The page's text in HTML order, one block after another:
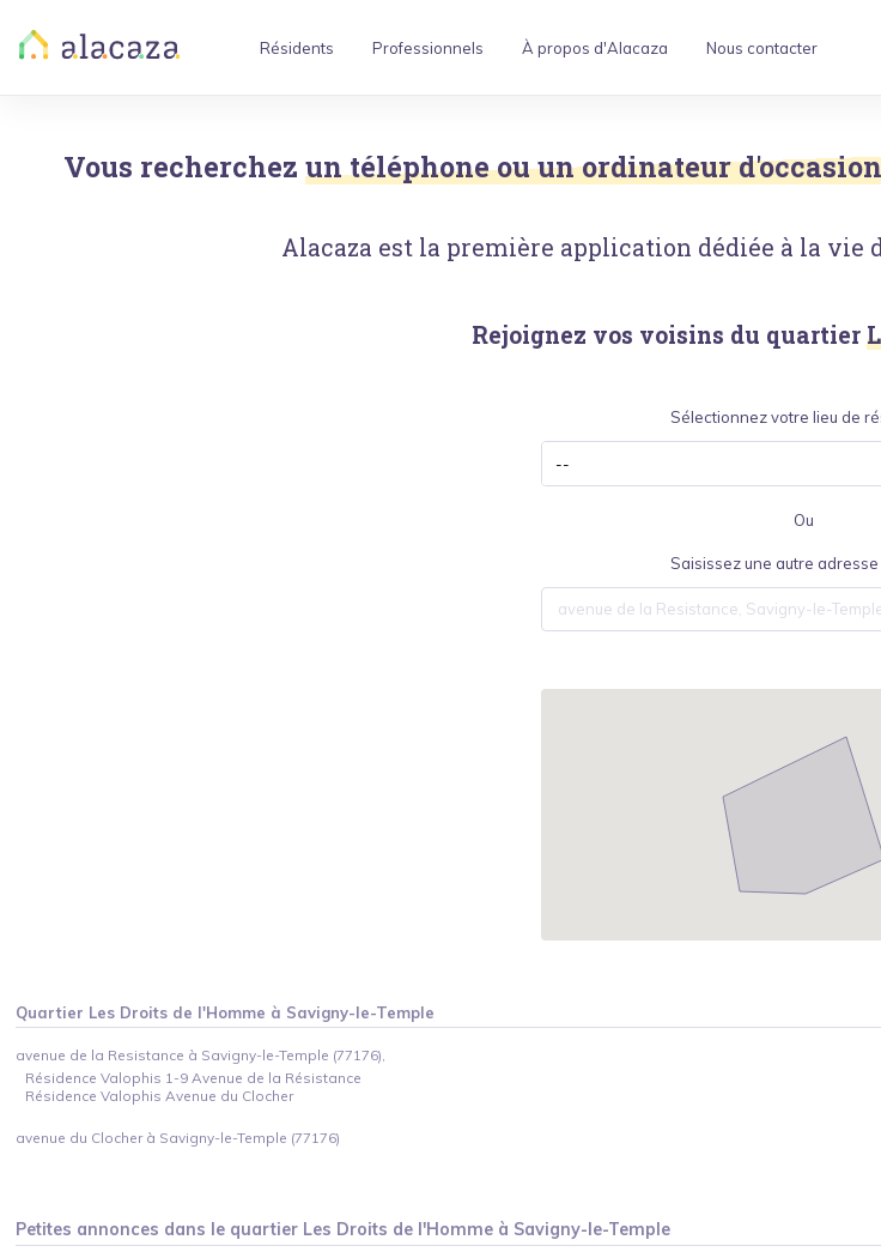
Résidents Professionnels À propos d'Alacaza Nous contacter
Vous recherchez un téléphone ou un ordinateur d'occasion
Alacaza est la première application dédiée à la vie
Rejoignez vos voisins du quartier
Sélectionnez votre lieu de
Ou
Saisissez une autre
Quartier Les Droits de l'Homme à Savigny-le-Temple
avenue de la Resistance à Savigny-le-Temple (77176),
Résidence Valophis 1-9 Avenue de la Résistance
Résidence Valophis Avenue du Clocher
avenue du Clocher à Savigny-le-Temple (77176)
Petites annonces dans le quartier Les Droits de l'Homme à Savigny-le-Temple